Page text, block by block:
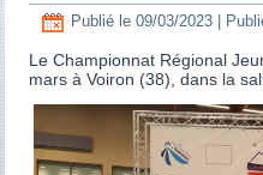
Publié le 09/03/2023
Le Championnat Régional
mars à Voiron (38), dans la